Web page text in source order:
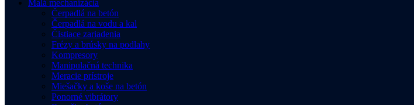
Malá mechanizácia
Čerpadlá na betón
Čerpadlá na vodu a kal
Čistiace zariadenia
Frézy a brúsky na podlahy
Kompresory
Manipulačná technika
Meracie prístroje
Miešačky a koše na betón
Ponorné vibrátory